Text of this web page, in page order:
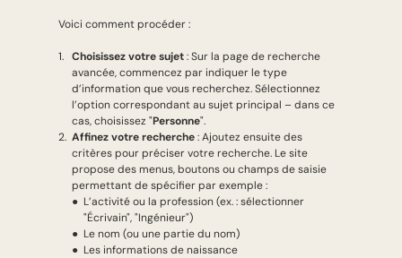
Voici comment procéder :
Choisissez votre sujet: Sur la page de recherche
avancée, commencez par indiquer le type
d’information que vous recherchez. Sélectionnez
l’option correspondant au sujet principal – dans ce
cas, choisissez "Personne".
Affinez votre recherche: Ajoutez ensuite des
critères pour préciser votre recherche. Le site
propose des menus, boutons ou champs de saisie
permettant de spécifier par exemple :
L’activité ou la profession (ex. : sélectionner
"Écrivain", "Ingénieur")
Le nom (ou une partie du nom)
Les informations de naissance